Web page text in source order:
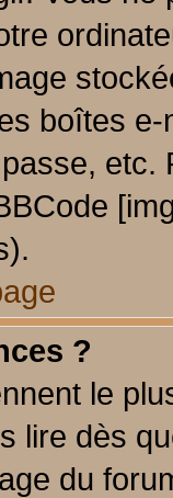
boîtes
?
le
lire dès
du